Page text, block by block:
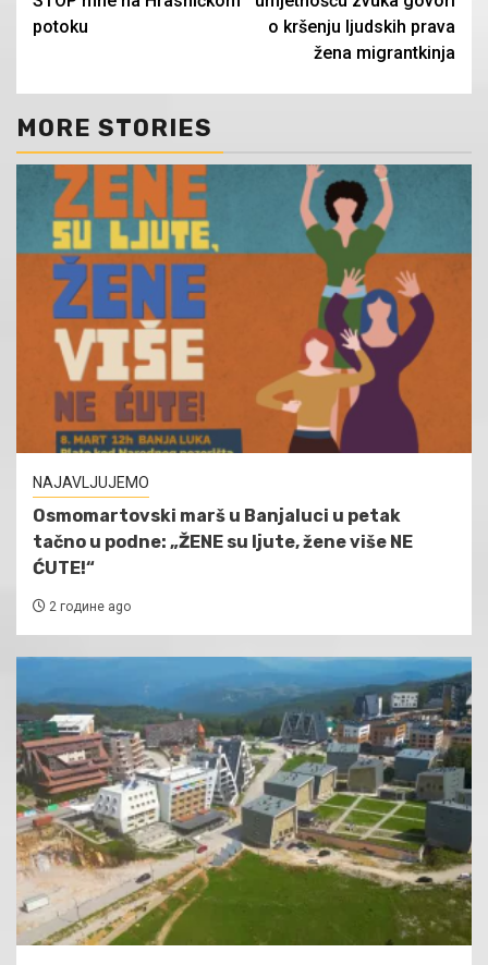
potoku
o kršenju ljudskih prava
žena migrantkinja
MORE STORIES
NAJAVLJUJEMO
Osmomartovski marš u Banjaluci u petak
tačno u podne: „ŽENE su ljute, žene više NE
ĆUTE!“
2 године ago